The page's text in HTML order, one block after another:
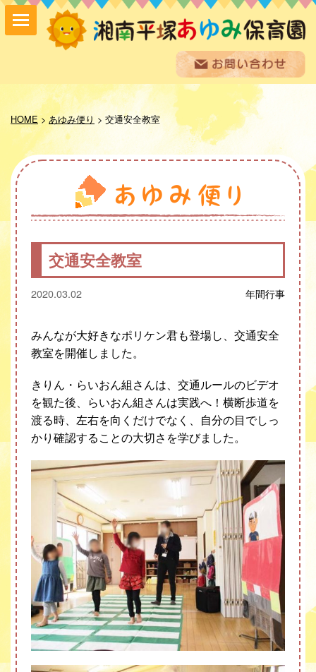
HOME> あゆみ便り > 交通安全教室
交通安全教室
2020.03.02 年間行事
みんなが大好きなポリケン君も登場し、交通安全
教室を開催しました。
きりん・らいおん組さんは、交通ルールのビデオ
を観た後、らいおん組さんは実践へ！横断歩道を
渡る時、左右を向くだけでなく、自分の目でしっ
かり確認することの大切さを学びました。
保育方針
園の紹介
保育内容
入園案内
採用情報
お問い合わせ
あゆみ便り
給食室だより
あゆみギャラリー
プライバシーポリシー
サイトマップ